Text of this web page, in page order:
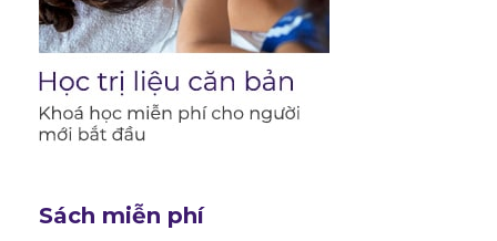
Sách miễn phí